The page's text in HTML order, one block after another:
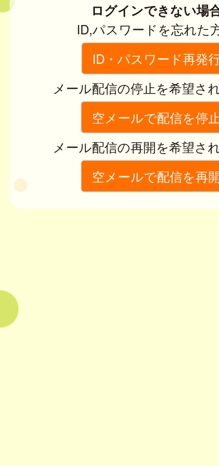
ログインできない場
ID,パスワードを忘れた
ID・パスワード再発
メール配信の停止を希望さ
空メールで配信を停
メール配信の再開を希望さ
空メールで配信を再